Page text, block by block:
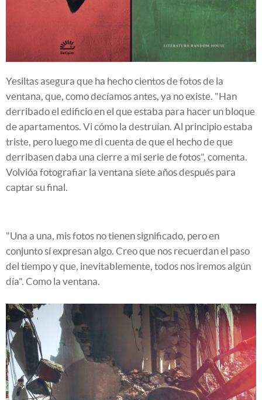
Yesiltas asegura que ha hecho cientos de fotos de la
ventana, que, como decíamos antes, ya no existe. "Han
derribado el edificio en el que estaba para hacer un bloque
de apartamentos. Vi cómo la destruían. Al principio estaba
triste, pero luego me di cuenta de que el hecho de que
derribasen daba una cierre a mi serie de fotos", comenta.
Volvióa fotografiar la ventana siete años después para
captar su final.
"Una a una, mis fotos no tienen significado, pero en
conjunto sí expresan algo. Creo que nos recuerdan el paso
del tiempo y que, inevitablemente, todos nos iremos algún
día". Como la ventana.